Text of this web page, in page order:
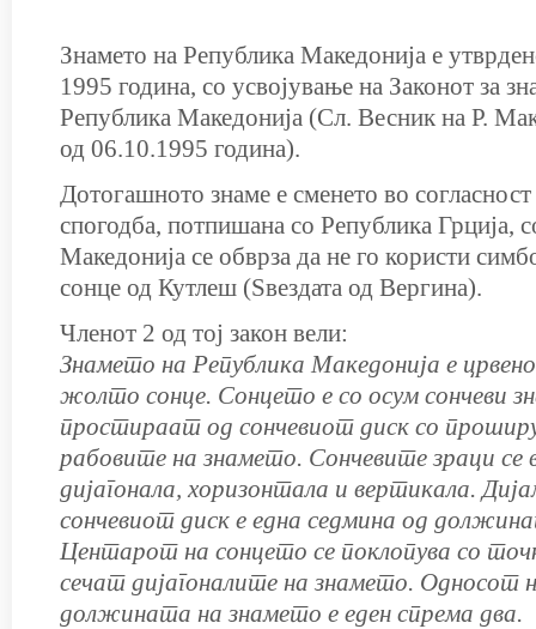
Знамето на Република Македонија е
1995 година, со усвојување на Законот за
Република Македонија (Сл. Весник на Р.
од 06.10.1995 година).
Дотогашното знаме е сменето во согласност
спогодба, потпишана со Република Грција,
Македонија се обврза да не го користи
сонце од Кутлеш (Ѕвездата од Вергина).
Членот 2 од тој закон вели:
Знамето на Република Македонија е
жолто сонце. Сонцето е со осум сончеви
простираат од сончевиот диск со
рабовите на знамето. Сончевите зраци се
дијагонала, хоризонтала и вертикала.
сончевиот диск е една седмина од
Центарот на сонцето се поклопува со
сечат дијагоналите на знамето. Односот
должината на знамето е еден спрема два.